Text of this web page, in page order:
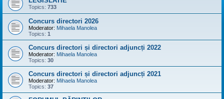
Topics: 733
Concurs directori 2026
Moderator: Mihaela Manolea
Topics: 1
Concurs directori și directori adjuncți 2022
Moderator: Mihaela Manolea
Topics: 30
Concurs directori și directori adjuncți 2021
Moderator: Mihaela Manolea
Topics: 37